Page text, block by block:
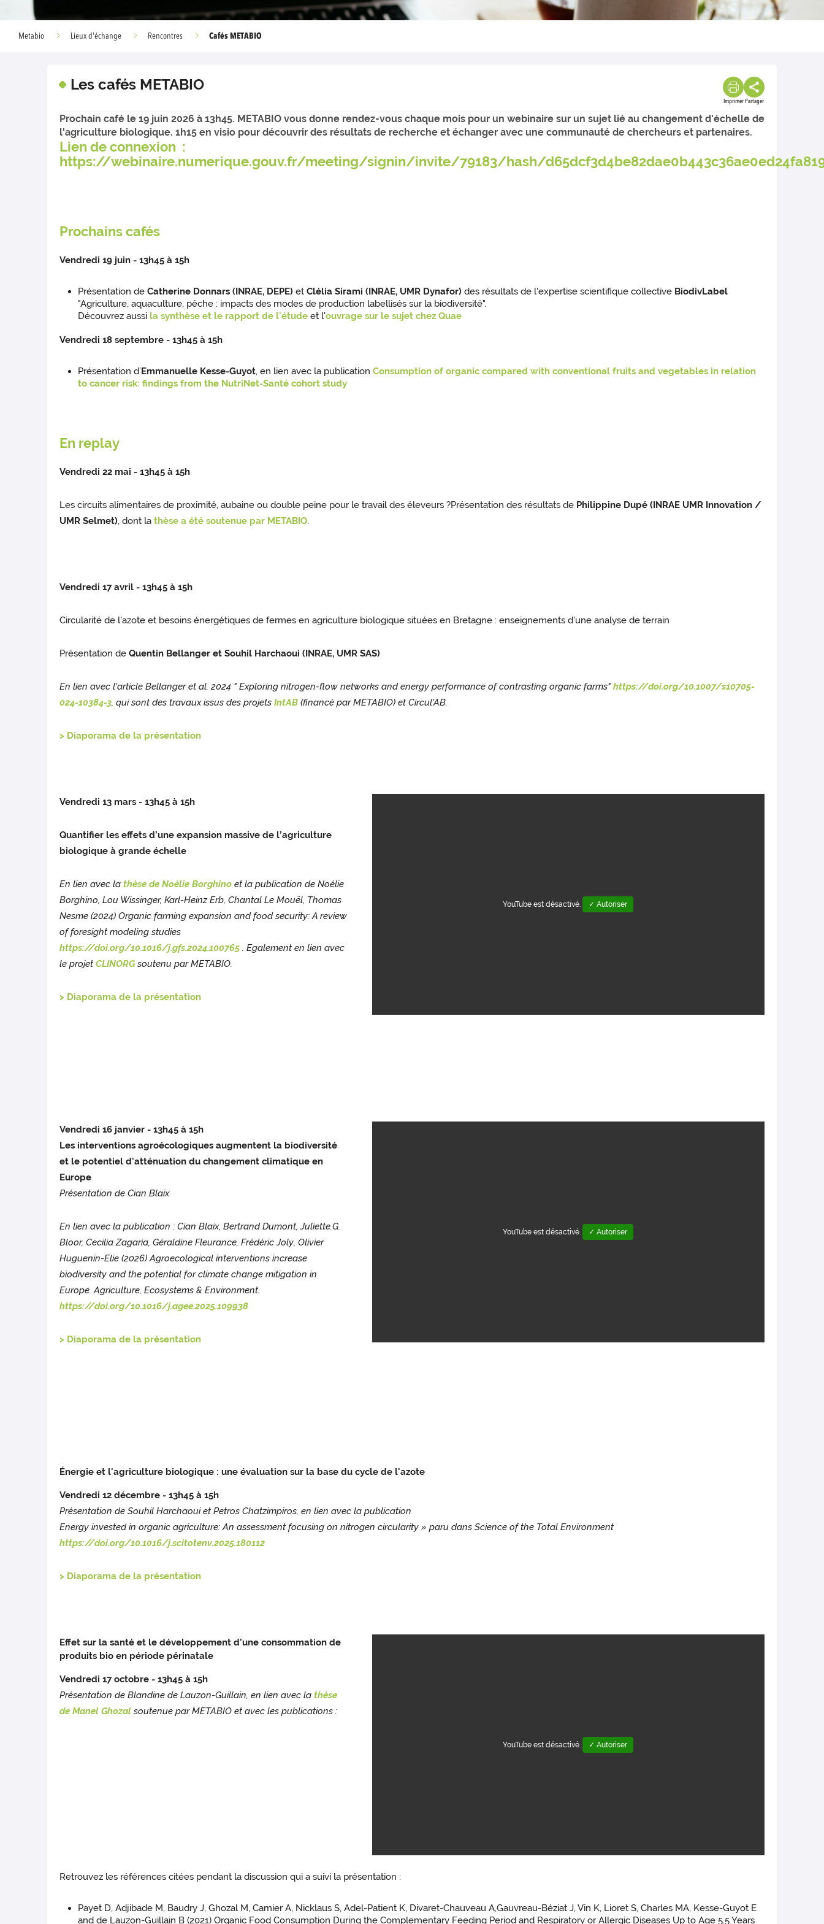
Metabio Lieux d'échange Rencontres Cafés METABIO
Les cafés METABIO
Imprimer Partager
Prochain café le 19 juin 2026 à 13h45. METABIO vous donne rendez-vous chaque mois pour un webinaire sur un sujet lié au changement d'échelle de
l'agriculture biologique. 1h15 en visio pour découvrir des résultats de recherche et échanger avec une communauté de chercheurs et partenaires.
Lien de connexion :
https://webinaire.numerique.gouv.fr/meeting/signin/invite/79183/hash/
Prochains cafés
Vendredi 19 juin - 13h45 à 15h
Présentation deCatherine Donnars (INRAE, DEPE) etClélia Sirami (INRAE, UMR Dynafor) des résultats de l'expertise scientifique collective BiodivLabel
"Agriculture, aquaculture, pêche : impacts des modes de production labellisés sur la biodiversité".
Découvrez aussi la synthèse et le rapport de l'étude et l'ouvrage sur le sujet chez Quae
Vendredi 18 septembre - 13h45 à 15h
Présentation d’Emmanuelle Kesse-Guyot, en lien avec la publicationConsumption of organic compared with conventional fruits and vegetables in relation
to cancer risk: findings from the NutriNet-Santé cohort study
En replay
Vendredi 22 mai - 13h45 à 15h
Les circuits alimentaires de proximité, aubaine ou double peine pour le travail des éleveurs ?Présentation des résultats de Philippine Dupé (INRAE UMR Innovation /
UMR Selmet), dont lathèse a été soutenue par METABIO.
Vendredi 17 avril - 13h45 à 15h
Circularité de l'azote et besoins énergétiques de fermes en agriculture biologique situées en Bretagne : enseignements d'une analyse de terrain
Présentation deQuentin Bellanger et Souhil Harchaoui (INRAE, UMR SAS)
En lien avec l'article Bellanger et al. 2024 " Exploring nitrogen-flow networks and energy performance of contrasting organic farms"https://doi.org/10.1007/s10705-
024-10384-3, qui sont des travaux issus des projetsIntAB (financé par METABIO) et Circul'AB.
> Diaporama de la présentation
YouTube est désactivé. ✓ Autoriser
Vendredi 13 mars - 13h45 à 15h
Quantifier les effets d’une expansion massive de l’agriculture
biologique à grande échelle
En lien avec lathèse de Noélie Borghino et la publication de Noélie
Borghino, Lou Wissinger, Karl-Heinz Erb, Chantal Le Mouël, Thomas
Nesme (2024) Organic farming expansion and food security: A review
of foresight modeling studies
https://doi.org/10.1016/j.gfs.2024.100765 . Egalement en lien avec
le projetCLINORGsoutenu par METABIO.
> Diaporama de la présentation
YouTube est désactivé. ✓ Autoriser
Vendredi 16 janvier - 13h45 à 15h
Les interventions agroécologiques augmentent la biodiversité
et le potentiel d'atténuation du changement climatique en
Europe
Présentation de Cian Blaix
En lien avec la publication : Cian Blaix, Bertrand Dumont, Juliette.G.
Bloor, Cecilia Zagaria, Géraldine Fleurance, Frédéric Joly, Olivier
Huguenin-Elie (2026) Agroecological interventions increase
biodiversity and the potential for climate change mitigation in
Europe. Agriculture, Ecosystems & Environment.
https://doi.org/10.1016/j.agee.2025.109938
> Diaporama de la présentation
Énergie et l'agriculture biologique : une évaluation sur la base du cycle de l'azote
Vendredi 12 décembre - 13h45 à 15h
Présentation de Souhil Harchaoui et Petros Chatzimpiros, en lien avec la publication
Energy invested in organic agriculture: An assessment focusing on nitrogen circularity » paru dans Science of the Total Environment
https://doi.org/10.1016/j.scitotenv.2025.180112
> Diaporama de la présentation
YouTube est désactivé. ✓ Autoriser
Effet sur la santé et le développement d’une consommation de
produits bio en période périnatale
Vendredi 17 octobre - 13h45 à 15h
Présentation de Blandine de Lauzon-Guillain, en lien avec lathèse
de Manel Ghozalsoutenue par METABIO et avec les publications :
Retrouvez les références citées pendant la discussion qui a suivi la présentation :
Payet D, Adjibade M, Baudry J, Ghozal M, Camier A, Nicklaus S, Adel-Patient K, Divaret-Chauveau A,Gauvreau-Béziat J, Vin K, Lioret S, Charles MA, Kesse-Guyot E
and de Lauzon-Guillain B (2021) Organic Food Consumption During the Complementary Feeding Period and Respiratory or Allergic Diseases Up to Age 5.5 Years